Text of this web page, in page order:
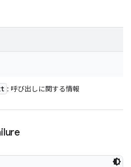
: 呼び出しに関する情報